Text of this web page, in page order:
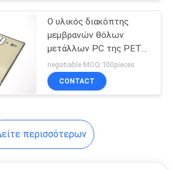
Ο υλικός διακόπτης
μεμβρανών θόλων
μετάλλων PC της PET
με τις οδηγήσεις
στεγανοποιεί
90x100mm
negotiable MOQ:100pieces
CONTACT
περισσότερων